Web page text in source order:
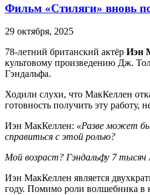
Фильм «Стиляги» вновь
29 октября, 2025
78-летний британский актёр Иэн
культовому произведению Дж.
Гэндальфа.
Ходили слухи, что МакКеллен
готовность получить эту работу,
Иэн МакКеллен: «Разве может
справиться с этой ролью?
Мой возраст? Гэндальфу 7 тысяч
Иэн МакКеллен является
году. Помимо роли волшебника в